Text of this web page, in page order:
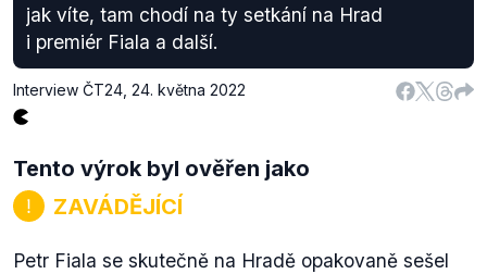
jak víte, tam chodí na ty setkání na Hrad
i premiér Fiala a další.
Interview ČT24 24. května 2022
Tento výrok byl ověřen jako
ZAVÁDĚJÍCÍ
Petr Fiala se skutečně na Hradě opakovaně sešel